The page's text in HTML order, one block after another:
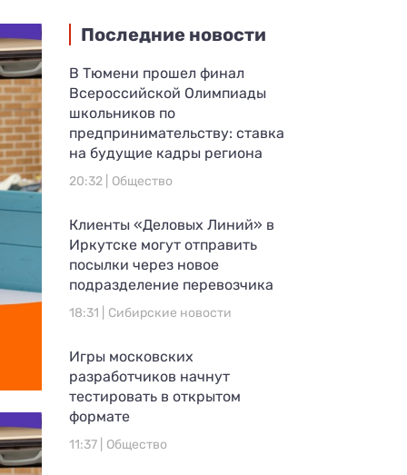
Последние новости
В Тюмени прошел финал
Всероссийской Олимпиады
школьников по
предпринимательству: ставка
на будущие кадры региона
20:32 | Общество
Клиенты «Деловых Линий» в
Иркутске могут отправить
посылки через новое
подразделение перевозчика
18:31 | Сибирские новости
Игры московских
разработчиков начнут
тестировать в открытом
формате
11:37 | Общество